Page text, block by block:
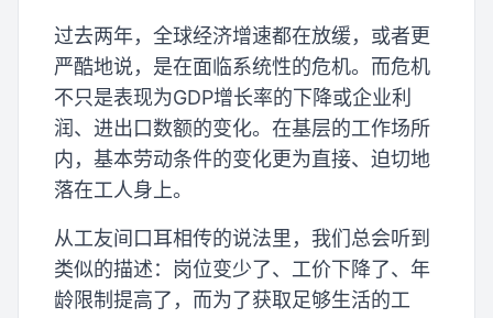
过去两年，全球经济增速都在放缓，或者更
严酷地说，是在面临系统性的危机。而危机
不只是表现为GDP增长率的下降或企业利
润、进出口数额的变化。在基层的工作场所
内，基本劳动条件的变化更为直接、迫切地
落在工人身上。
从工友间口耳相传的说法里，我们总会听到
类似的描述：岗位变少了、工价下降了、年
龄限制提高了，而为了获取足够生活的工